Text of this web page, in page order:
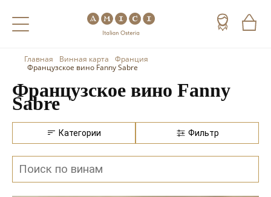
Назад
Холодные напитки
Чай
Кофе
Назад
Вино
Шампанское
Игристое вино
Портвейн
Назад
Виски
Коньяк
Арманьяк
Текила
Главная Винная карта
Франция
Французское вино Fanny Sabre
Французское вино Fanny
Sabre
Категории Фильтр